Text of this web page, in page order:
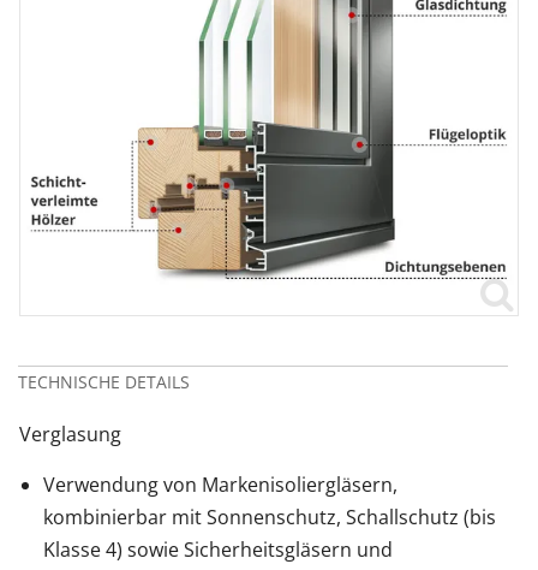
TECHNISCHE DETAILS
Verglasung
Verwendung von Markenisoliergläsern,
kombinierbar mit Sonnenschutz, Schallschutz (bis
Klasse 4) sowie Sicherheitsgläsern und